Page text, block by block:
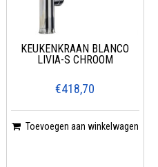
KEUKENKRAAN BLANCO
LIVIA-S CHROOM
€418,70
Toevoegen aan winkelwagen